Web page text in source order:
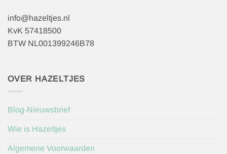
info@hazeltjes.nl
KvK 57418500
BTW NL001399246B78
OVER HAZELTJES
Blog-Nieuwsbrief
Wie is Hazeltjes
Algemene Voorwaarden